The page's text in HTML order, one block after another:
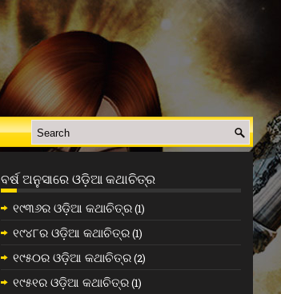
ବର୍ଷ ଅନୁସାରେ ଓଡ଼ିଆ କଥାଚିତ୍ର
୧୯୩୬ର ଓଡ଼ିଆ କଥାଚିତ୍ର(1)
୧୯୪୮ର ଓଡ଼ିଆ କଥାଚିତ୍ର(1)
୧୯୫୦ର ଓଡ଼ିଆ କଥାଚିତ୍ର(2)
୧୯୫୧ର ଓଡ଼ିଆ କଥାଚିତ୍ର(1)